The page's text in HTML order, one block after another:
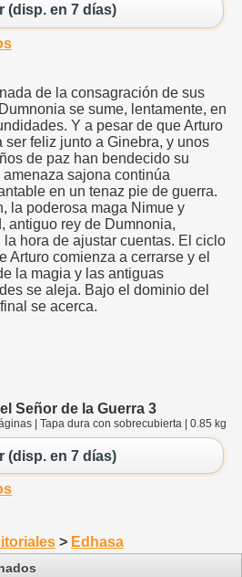
(disp. en 7 días)
de la consagración de sus
se sume, lentamente, en
Y a pesar de que Arturo
ser feliz junto a Ginebra, y unos
de paz han bendecido su
amenaza sajona continúa
en un tenaz pie de guerra.
la poderosa maga Nimue y
antiguo rey de Dumnonia,
la hora de ajustar cuentas. El ciclo
Arturo comienza a cerrarse y el
la magia y las antiguas
se aleja. Bajo el dominio del
se acerca.
Señor de la Guerra 3
| Tapa dura con sobrecubierta | 0.85 kg
(disp. en 7 días)
> Edhasa